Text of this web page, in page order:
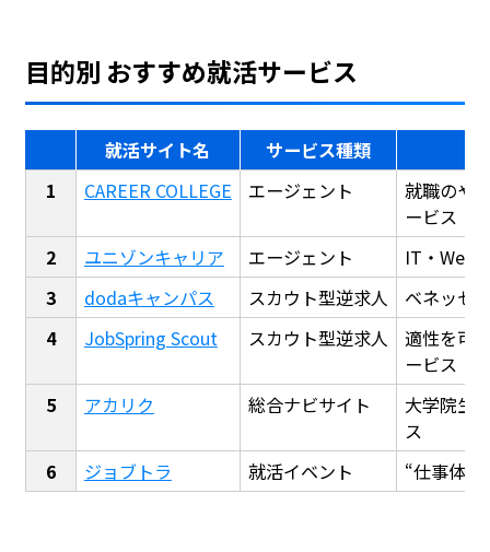
目的別 おすすめ就活サービス
就活サイト名
サービス種類
CAREER COLLEGE
エージェント
就職のや
ービス
ユニゾンキャリア
エージェント
IT・Web
dodaキャンパス
スカウト型逆求人
ベネッセ
JobSpring Scout
スカウト型逆求人
適性を可
ービス
アカリク
総合ナビサイト
大学院生
ス
ジョブトラ
就活イベント “仕事体